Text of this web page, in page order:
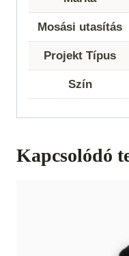
Mosási utasítás
Projekt Típus
Szín
Kapcsolódó